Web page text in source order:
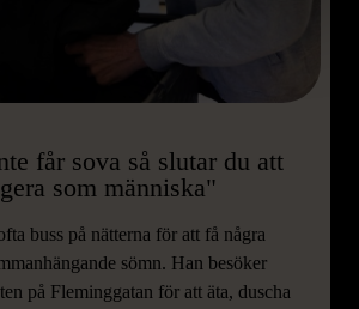
får sova så slutar du att
som människa"
buss på nätterna för att få några
sömn. Han besöker
på Fleminggatan för att äta, duscha